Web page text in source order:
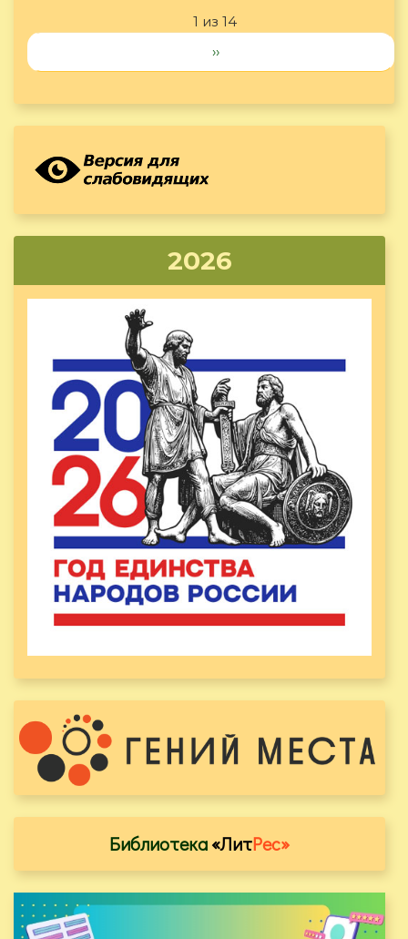
1 из 14
››
2026
Библиотека«ЛитРес»